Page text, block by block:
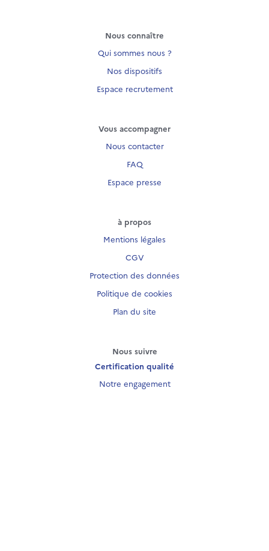
Nous connaître
Qui sommes nous ?
Nos dispositifs
Espace recrutement
Vous accompagner
Nous contacter
FAQ
Espace presse
à propos
Mentions légales
CGV
Protection des données
Politique de cookies
Plan du site
Nous suivre
Certification qualité
Notre engagement